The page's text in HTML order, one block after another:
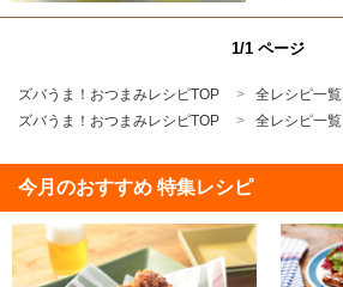
1/1 ページ
ズバうま！おつまみレシピTOP 全レシピ一覧
ズバうま！おつまみレシピTOP
全レシピ一覧
今月のおすすめ 特集レシピ